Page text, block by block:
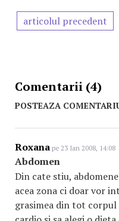
articolul precedent
Comentarii (4)
POSTEAZA
Roxana pe 23 Ian 2008, 14:08
Abdomen
Din cate stiu,
acea zona ci doar vor
grasimea din tot